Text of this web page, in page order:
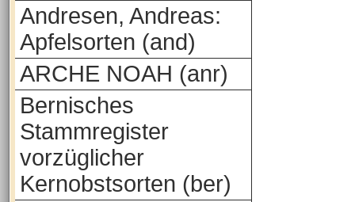
Andresen, Andreas:
Apfelsorten (and)
ARCHE NOAH (anr)
Bernisches
Stammregister
vorzüglicher
Kernobstsorten (ber)